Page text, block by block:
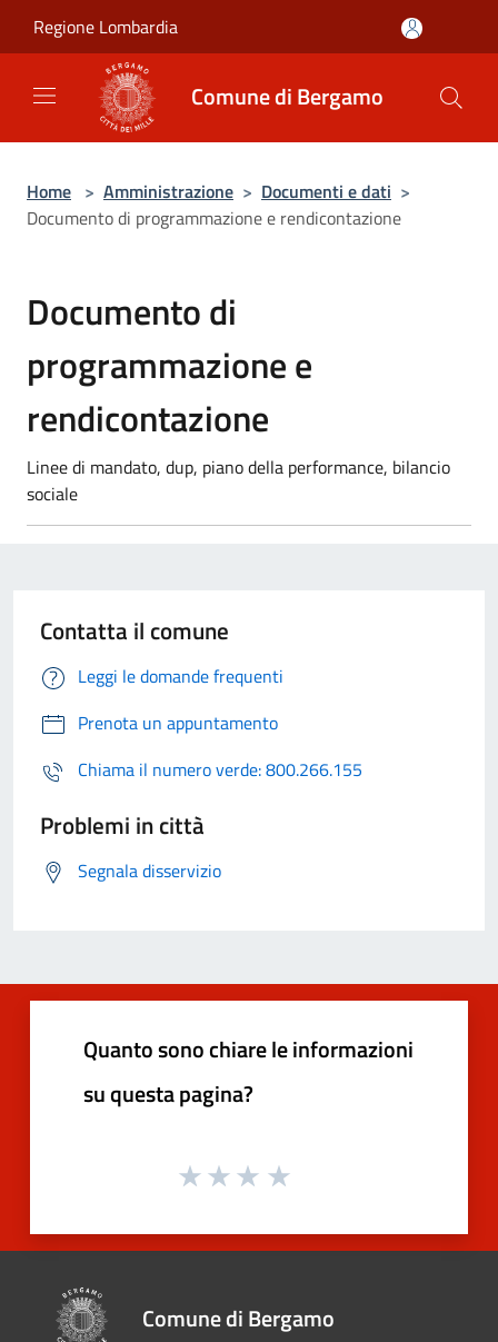
Regione Lombardia
Comune di Bergamo
Home > Amministrazione > Documenti e dati >
Documento di programmazione e rendicontazione
Documento di
programmazione e
rendicontazione
Linee di mandato, dup, piano della performance, bilancio
sociale
Contatta il comune
Leggi le domande frequenti
Prenota un appuntamento
Chiama il numero verde: 800.266.155
Problemi in città
Segnala disservizio
Quanto sono chiare le informazioni
su questa pagina?
Comune di Bergamo